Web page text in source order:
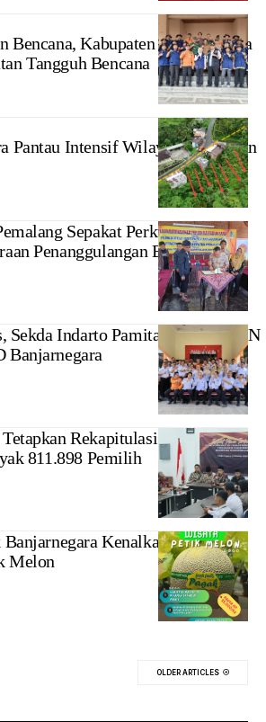
Bencana, Kabupaten Banjarnegara
Tangguh Bencana
Pantau Intensif Wilayah Pejawaran
Sepakat Perkuat Kerja
Penanggulangan Bencana
Sekda Indarto Pamitan dengan ASN
Banjarnegara
Rekapitulasi PDPB
811.898 Pemilih
Banjarnegara Kenalkan Wisata
Melon
OLDER ARTICLES